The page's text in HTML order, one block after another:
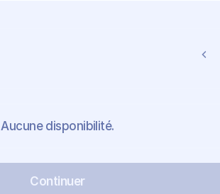
Aucune disponibilité.
Continuer